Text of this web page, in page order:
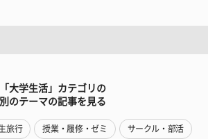
「大学生活」カテゴリの
別のテーマの記事を見る
旅行 授業・履修・ゼミ サークル・部活